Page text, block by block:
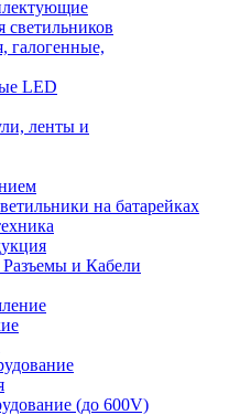
галогенные,
LED
ленты и
на батарейках
и Кабели
(до 600V)